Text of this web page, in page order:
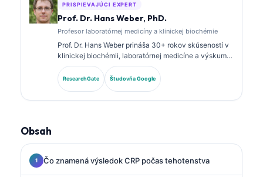
PRISPIEVAJÚCI EXPERT
Prof. Dr. Hans Weber, PhD.
Profesor laboratórnej medicíny a klinickej biochémie
Prof. Dr. Hans Weber prináša 30+ rokov skúseností v
klinickej biochémii, laboratórnej medicíne a výskume
biomarkerov. Bývalý prezident Nemeckej spoločnosti
pre klinickú biochémiu, špecializuje sa na analýzu
diagnostických panelov, štandardizáciu biomarkerov
ResearchGate Študovňa Google
Obsah
Čo znamená výsledok CRP počas tehotenstva